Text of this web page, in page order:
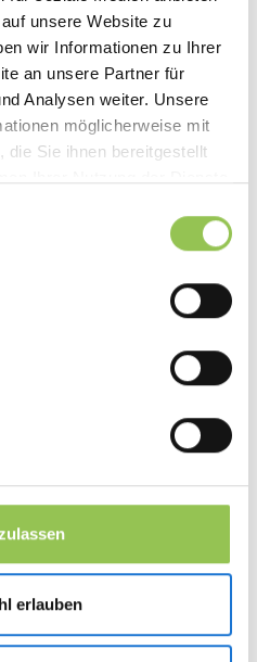
unsere Website zu
wir Informationen zu Ihrer
an unsere Partner für
Analysen weiter. Unsere
möglicherweise mit
die Sie ihnen bereitgestellt
erlauben
für Programmänderungen,
direkt in der App, zeitnah und
über Bannerflächen,
Scanning
wahrgenommene Qualität
dass
messen:
behalten
eine bessere Teilnehmer-
mit denen du